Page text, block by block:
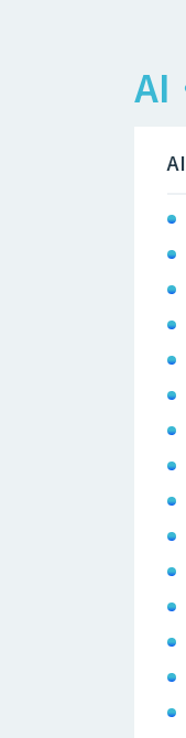
AI